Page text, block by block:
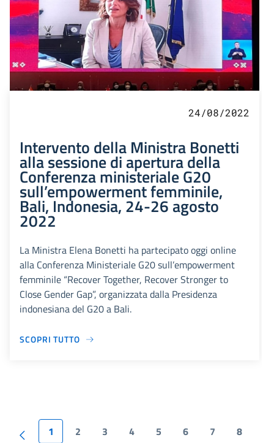
24/08/2022
Intervento della Ministra Bonetti
alla sessione di apertura della
Conferenza ministeriale G20
sull’empowerment femminile,
Bali, Indonesia, 24-26 agosto
2022
La Ministra Elena Bonetti ha partecipato oggi online
alla Conferenza Ministeriale G20 sull’empowerment
femminile “Recover Together, Recover Stronger to
Close Gender Gap”, organizzata dalla Presidenza
indonesiana del G20 a Bali.
SCOPRI TUTTO
1 2 3 4 5 6 7 8